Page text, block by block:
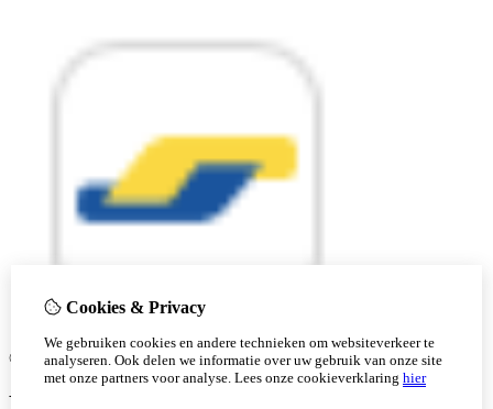
© Copyright 2026 |
Cookies & Privacy
We gebruiken cookies en andere technieken om websiteverkeer te
analyseren. Ook delen we informatie over uw gebruik van onze site
met onze partners voor analyse. Lees onze cookieverklaring hier